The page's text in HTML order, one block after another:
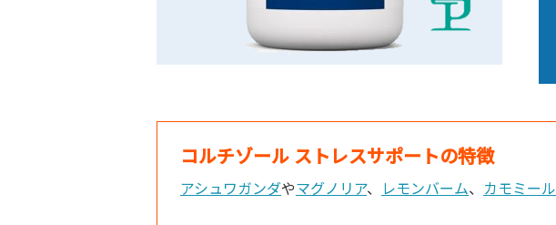
コルチゾール ストレスサポートの特徴
アシュワガンダやマグノリア、 レモンバーム、 カモミール